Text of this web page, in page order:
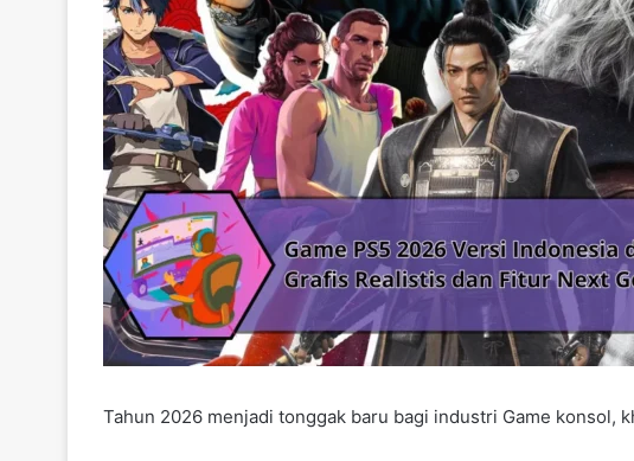
Tahun 2026 menjadi tonggak baru bagi industri Game konsol,